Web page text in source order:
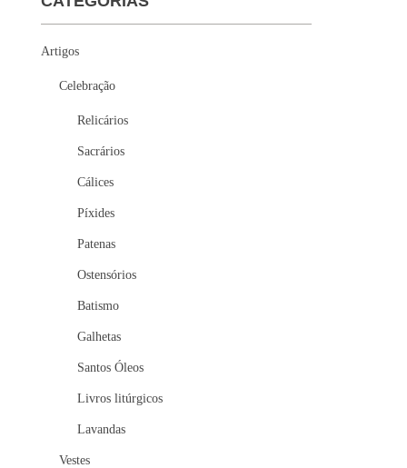
Artigos
Celebração
Relicários
Sacrários
Cálices
Píxides
Patenas
Ostensórios
Batismo
Galhetas
Santos Óleos
Livros litúrgicos
Lavandas
Vestes